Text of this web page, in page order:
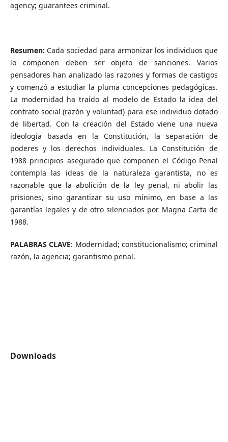
agency; guarantees criminal.
Resumen: Cada sociedad para armonizar los individuos que
lo componen deben ser objeto de sanciones. Varios
pensadores han analizado las razones y formas de castigos
y comenzó a estudiar la pluma concepciones pedagógicas.
La modernidad ha traído al modelo de Estado la idea del
contrato social (razón y voluntad) para ese individuo dotado
de libertad. Con la creación del Estado viene una nueva
ideología basada en la Constitución, la separación de
poderes y los derechos individuales. La Constitución de
1988 principios asegurado que componen el Código Penal
contempla las ideas de la naturaleza garantista, no es
razonable que la abolición de la ley penal, ni abolir las
prisiones, sino garantizar su uso mínimo, en base a las
garantías legales y de otro silenciados por Magna Carta de
1988.
PALABRAS CLAVE: Modernidad; constitucionalismo; criminal
razón, la agencia; garantismo penal.
Downloads